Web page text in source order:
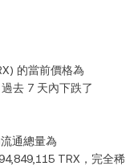
) 的當前價格為
過去 7 天內下跌了
流通總量為
TRX ，完全稀